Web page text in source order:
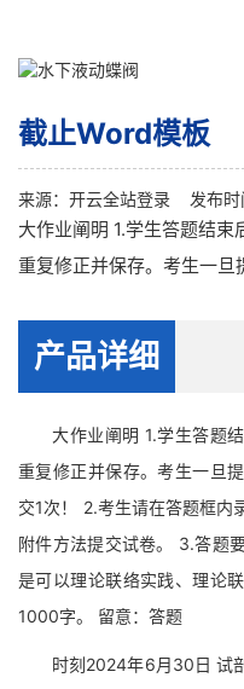
截止Word模板
来源： 开云全站登录 发布时
大作业阐明 1.学生答题结
重复修正并保存。考生一旦
产品详细
大作业阐明 1.学生答题结
重复修正并保存。考生一旦
交1次！ 2.考生请在答题框内
附件方法提交试卷。 3.答题
是可以理论联络实践、理论
1000字。 留意：答题
时刻2024年6月30日 试剖